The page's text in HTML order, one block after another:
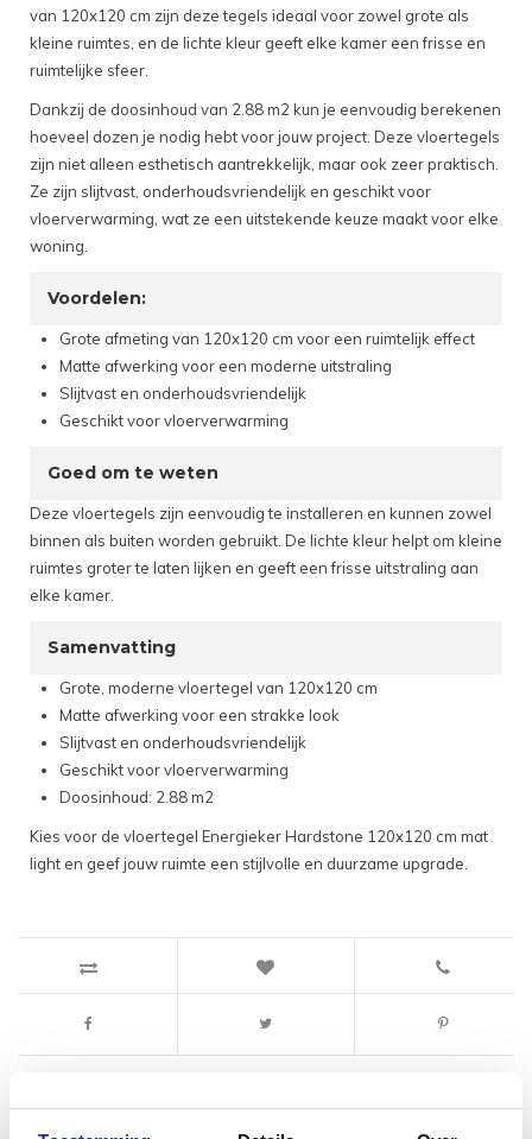
van 120x120 cm zijn deze tegels ideaal voor zowel grote als
kleine ruimtes, en de lichte kleur geeft elke kamer een frisse en
ruimtelijke sfeer.
Dankzij de doosinhoud van 2.88 m2 kun je eenvoudig berekenen
hoeveel dozen je nodig hebt voor jouw project. Deze vloertegels
zijn niet alleen esthetisch aantrekkelijk, maar ook zeer praktisch.
Ze zijn slijtvast, onderhoudsvriendelijk en geschikt voor
vloerverwarming, wat ze een uitstekende keuze maakt voor elke
woning.
Voordelen:
Grote afmeting van 120x120 cm voor een ruimtelijk effect
Matte afwerking voor een moderne uitstraling
Slijtvast en onderhoudsvriendelijk
Geschikt voor vloerverwarming
Goed om te weten
Deze vloertegels zijn eenvoudig te installeren en kunnen zowel
binnen als buiten worden gebruikt. De lichte kleur helpt om kleine
ruimtes groter te laten lijken en geeft een frisse uitstraling aan
elke kamer.
Samenvatting
Grote, moderne vloertegel van 120x120 cm
Matte afwerking voor een strakke look
Slijtvast en onderhoudsvriendelijk
Geschikt voor vloerverwarming
Doosinhoud: 2.88 m2
Kies voor de vloertegel Energieker Hardstone 120x120 cm mat
light en geef jouw ruimte een stijlvolle en duurzame upgrade.